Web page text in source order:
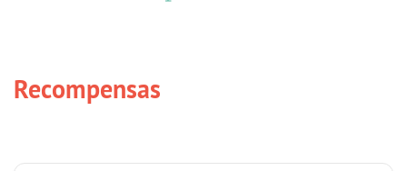
Recompensas